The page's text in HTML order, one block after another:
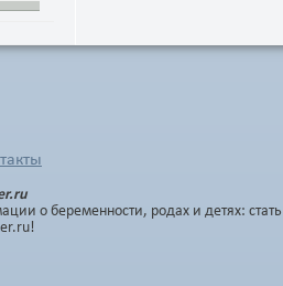
о беременности, родах и детях: